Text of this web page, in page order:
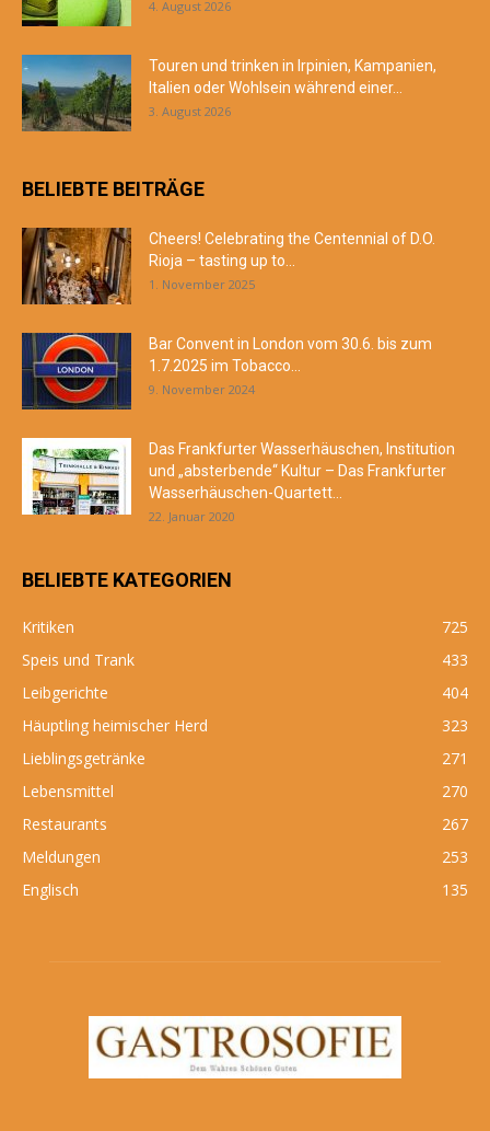
4. August 2026
Touren und trinken in Irpinien, Kampanien,
Italien oder Wohlsein während einer...
3. August 2026
BELIEBTE BEITRÄGE
Cheers! Celebrating the Centennial of D.O.
Rioja – tasting up to...
1. November 2025
Bar Convent in London vom 30.6. bis zum
1.7.2025 im Tobacco...
9. November 2024
Das Frankfurter Wasserhäuschen, Institution
und „absterbende“ Kultur – Das Frankfurter
Wasserhäuschen-Quartett...
22. Januar 2020
BELIEBTE KATEGORIEN
Kritiken
725
Speis und Trank
433
Leibgerichte
404
Häuptling heimischer Herd
323
Lieblingsgetränke
271
Lebensmittel
270
Restaurants
267
Meldungen
253
Englisch
135